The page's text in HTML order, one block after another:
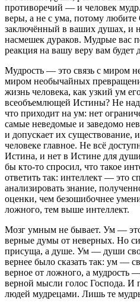
противоречий — и человек
веры, а не с ума, потому
заключённый в ваших душах, и
насмешек дураков. Мудрые вас
реакция на вашу веру вам будет
Мудрость — это связь с миром
миром необычайных
жизнь человека, как узкий ум
всеобъемлющей Истины? Не
что приходит на ум: нет
самые неведомые и заведомо
и допускает их существование,
человеке главное. Не всё
Истина, и нет в Истине для
бы кто-то спросил, что такое
ответить так: интеллект — это
анализировать знание,
оценки, чем безошибочнее
ложного, тем выше интеллект.
Мозг умным не бывает. Ум — это
верные думы от неверных. Но
присуща, а душе. Ум — души
вернее было сказать так: ум —
верное от ложного, а мудрость
верной мысли голос Господа. И
людей мудрецами. Лишь те